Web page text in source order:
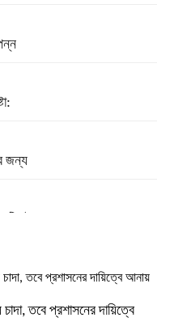
বৈঠক,...
জন্য
তবে প্রশাসনের দায়িত্বে